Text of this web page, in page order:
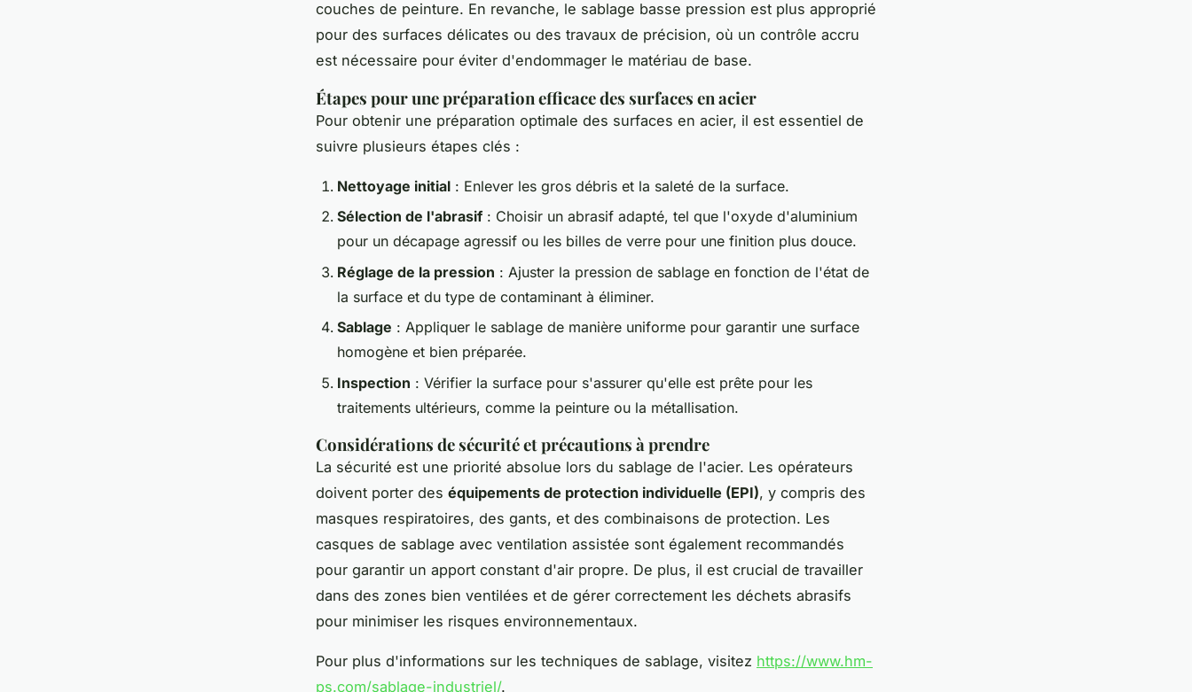
couches de peinture. En revanche, le sablage basse pression est plus approprié
pour des surfaces délicates ou des travaux de précision, où un contrôle accru
est nécessaire pour éviter d'endommager le matériau de base.
Étapes pour une préparation efficace des surfaces en acier
Pour obtenir une préparation optimale des surfaces en acier, il est essentiel de
suivre plusieurs étapes clés :
Nettoyage initial : Enlever les gros débris et la saleté de la surface.
Sélection de l'abrasif : Choisir un abrasif adapté, tel que l'oxyde d'aluminium
pour un décapage agressif ou les billes de verre pour une finition plus douce.
Réglage de la pression : Ajuster la pression de sablage en fonction de l'état de
la surface et du type de contaminant à éliminer.
Sablage : Appliquer le sablage de manière uniforme pour garantir une surface
homogène et bien préparée.
Inspection : Vérifier la surface pour s'assurer qu'elle est prête pour les
traitements ultérieurs, comme la peinture ou la métallisation.
Considérations de sécurité et précautions à prendre
La sécurité est une priorité absolue lors du sablage de l'acier. Les opérateurs
doivent porter des équipements de protection individuelle (EPI), y compris des
masques respiratoires, des gants, et des combinaisons de protection. Les
casques de sablage avec ventilation assistée sont également recommandés
pour garantir un apport constant d'air propre. De plus, il est crucial de travailler
dans des zones bien ventilées et de gérer correctement les déchets abrasifs
pour minimiser les risques environnementaux.
Pour plus d'informations sur les techniques de sablage, visitez https://www.hm-
ps.com/sablage-industriel/.